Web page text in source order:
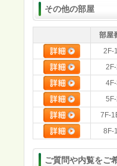
その他の部屋
部屋
2F-
7F-
8F-
ご質問や内覧をご